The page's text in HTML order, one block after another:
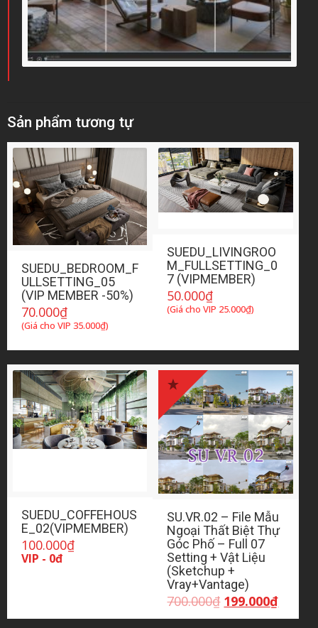
Sản phẩm tương tự
SUEDU_BEDROOM_F
ULLSETTING_05
(VIP MEMBER -50%)
70.000₫
(Giá cho VIP 35.000₫)
SUEDU_LIVINGROO
M_FULLSETTING_0
7 (VIPMEMBER)
50.000₫
(Giá cho VIP 25.000₫)
SUEDU_COFFEHOUS
E_02(VIPMEMBER)
100.000₫
VIP - 0đ
SU.VR.02 – File Mẫu
Ngoại Thất Biệt Thự
Góc Phố – Full 07
Setting + Vật Liệu
(Sketchup +
Vray+Vantage)
700.000₫ Giá
199.000₫Giá